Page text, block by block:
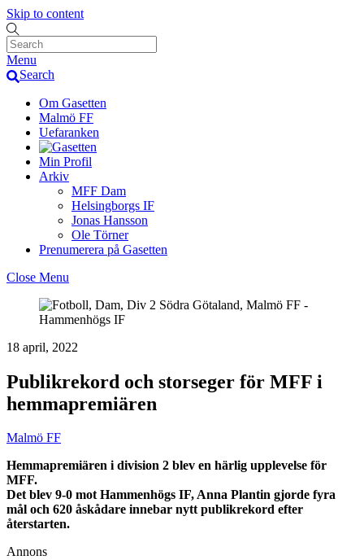
Skip to content
Menu
Search
Om Gasetten
Malmö FF
Uefaranken
Min Profil
Arkiv
MFF Dam
Helsingborgs IF
Jonas Hansson
Ole Törner
Prenumerera på Gasetten
Close Menu
18 april, 2022
Publikrekord och storseger för MFF i
hemmapremiären
Malmö FF
Hemmapremiären i division 2 blev en härlig upplevelse för
MFF.
Det blev 9-0 mot Hammenhögs IF, Anna Plantin gjorde fyra
mål och 620 åskådare innebar nytt publikrekord efter
återstarten.
Annons